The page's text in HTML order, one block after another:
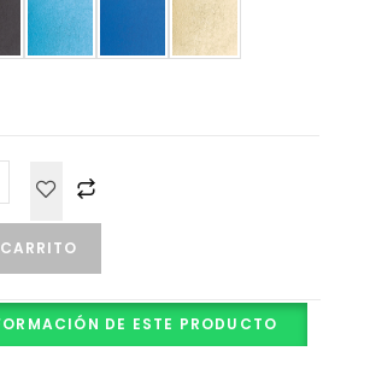
DE ESTE PRODUCTO